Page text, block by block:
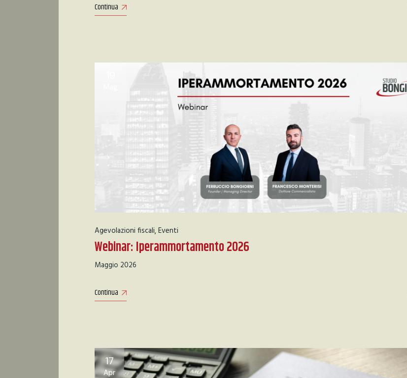
Continua
Agevolazioni fiscali Eventi
Webinar: Iperammortamento 2026
Maggio 2026
Continua
17
Apr